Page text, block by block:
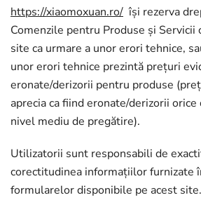
https://xiaomoxuan.ro/ își rezerva
Comenzile pentru Produse și Servicii
site ca urmare a unor erori tehnice,
unor erori tehnice prezintă prețuri
eronate/derizorii pentru produse
aprecia ca fiind eronate/derizorii orice
nivel mediu de pregătire).
Utilizatorii sunt responsabili de
corectitudinea informațiilor furnizate
formularelor disponibile pe acest site.